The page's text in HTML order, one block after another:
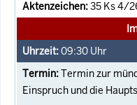
35 Ks 4/
09:30 Uhr
Termin zur
Einspruch und die